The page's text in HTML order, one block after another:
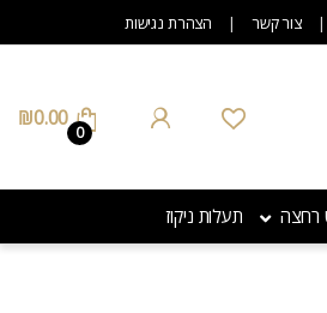
צור קשר הצהרת נגישות
0
₪0.00
רחצה תעלות ניקוז